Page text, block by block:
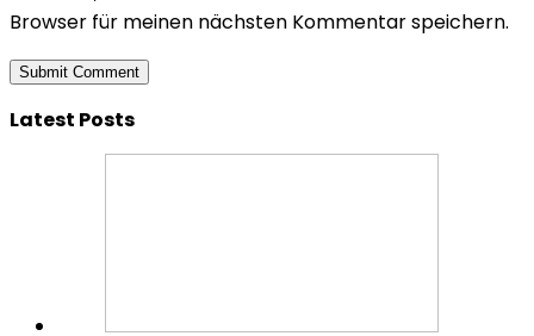
Browser für meinen nächsten Kommentar speichern.
Latest Posts